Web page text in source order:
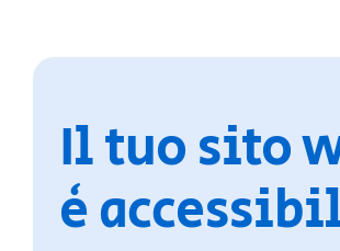
Il tuo sito
è